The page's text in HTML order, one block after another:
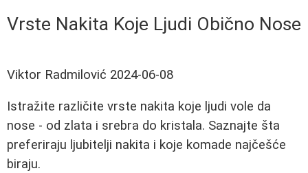
Vrste Nakita Koje Ljudi Obično Nose
Viktor Radmilović 2024-06-08
Istražite različite vrste nakita koje ljudi vole da
nose - od zlata i srebra do kristala. Saznajte šta
preferiraju ljubitelji nakita i koje komade najčešće
biraju.